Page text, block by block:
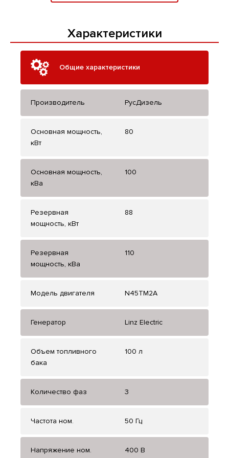
Характеристики
Общие характеристики
Производитель РусДизель
Основная мощность,
кВт
80
Основная мощность,
кВа
100
Резервная
мощность, кВт
88
Резервная
мощность, кВа
110
Модель двигателя N45TM2A
Генератор Linz Electric
Объем топливного
бака
100 л
Количество фаз 3
Частота ном. 50 Гц
Напряжение ном. 400 В